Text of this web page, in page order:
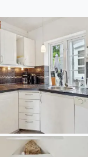
Ausflügen.